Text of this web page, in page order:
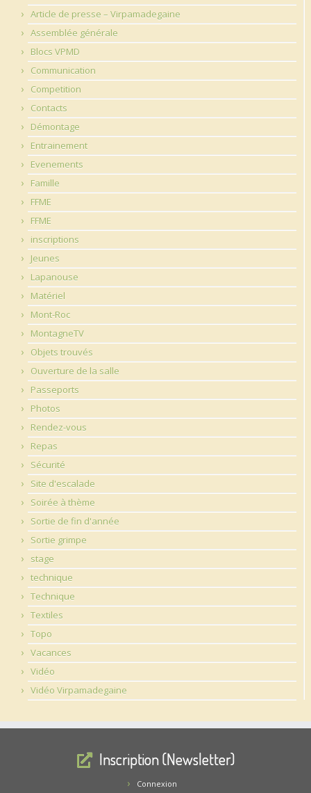
Article de presse – Virpamadegaine
Assemblée générale
Blocs VPMD
Communication
Competition
Contacts
Démontage
Entrainement
Evenements
Famille
FFME
FFME
inscriptions
Jeunes
Lapanouse
Matériel
Mont-Roc
MontagneTV
Objets trouvés
Ouverture de la salle
Passeports
Photos
Rendez-vous
Repas
Sécurité
Site d'escalade
Soirée à thème
Sortie de fin d'année
Sortie grimpe
stage
technique
Technique
Textiles
Topo
Vacances
Vidéo
Vidéo Virpamadegaine
Inscription (Newsletter)
Connexion